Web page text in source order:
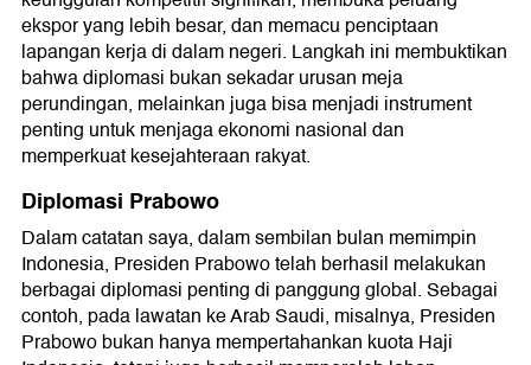
ekspor yang lebih besar, dan memacu penciptaan
lapangan kerja di dalam negeri. Langkah ini membuktikan
bahwa diplomasi bukan sekadar urusan meja
perundingan, melainkan juga bisa menjadi instrument
penting untuk menjaga ekonomi nasional dan
memperkuat kesejahteraan rakyat.
Diplomasi Prabowo
Dalam catatan saya, dalam sembilan bulan memimpin
Indonesia, Presiden Prabowo telah berhasil melakukan
berbagai diplomasi penting di panggung global. Sebagai
contoh, pada lawatan ke Arab Saudi, misalnya, Presiden
Prabowo bukan hanya mempertahankan kuota Haji